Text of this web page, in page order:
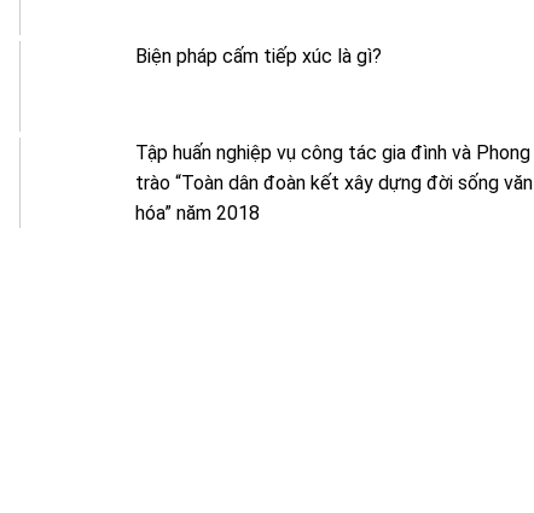
Biện pháp cấm tiếp xúc là gì?
Tập huấn nghiệp vụ công tác gia đình và Phong
trào “Toàn dân đoàn kết xây dựng đời sống văn
hóa” năm 2018